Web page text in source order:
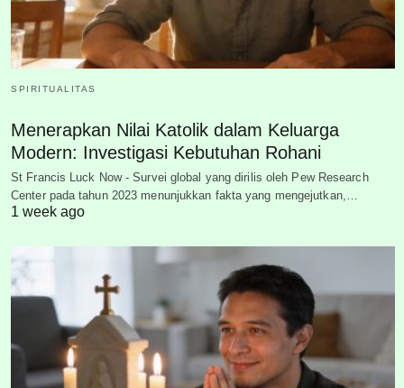
SPIRITUALITAS
Menerapkan Nilai Katolik dalam Keluarga
Modern: Investigasi Kebutuhan Rohani
St Francis Luck Now - Survei global yang dirilis oleh Pew Research
Center pada tahun 2023 menunjukkan fakta yang mengejutkan,…
1 week ago